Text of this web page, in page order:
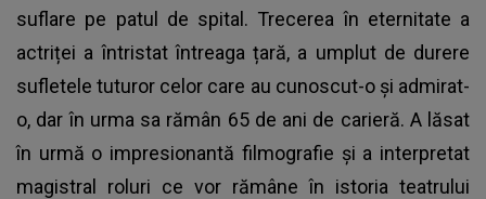
suflare pe patul de spital. Trecerea în eternitate a
actriței a întristat întreaga țară, a umplut de durere
sufletele tuturor celor care au cunoscut-o și admirat-
o, dar în urma sa rămân 65 de ani de carieră. A lăsat
în urmă o impresionantă filmografie și a interpretat
magistral roluri ce vor rămâne în istoria teatrului